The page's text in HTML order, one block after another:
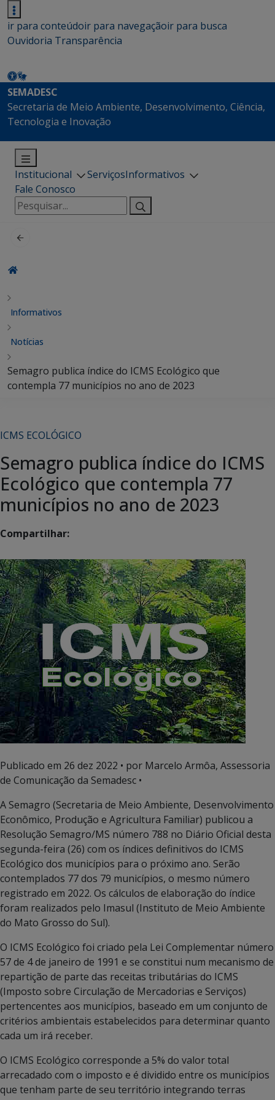
ir para conteúdoir para navegaçãoir para busca
Ouvidoria Transparência
SEMADESC
Secretaria de Meio Ambiente, Desenvolvimento, Ciência,
Tecnologia e Inovação
Institucional ServiçosInformativos
Fale Conosco
Pesquisar
por:
Informativos
Notícias
Semagro publica índice do ICMS Ecológico que
contempla 77 municípios no ano de 2023
ICMS ECOLÓGICO
Semagro publica índice do ICMS
Ecológico que contempla 77
municípios no ano de 2023
Compartilhar:
Publicado em 26 dez 2022 • por Marcelo Armôa, Assessoria
de Comunicação da Semadesc •
A Semagro (Secretaria de Meio Ambiente, Desenvolvimento
Econômico, Produção e Agricultura Familiar) publicou a
Resolução Semagro/MS número 788 no Diário Oficial desta
segunda-feira (26) com os índices definitivos do ICMS
Ecológico dos municípios para o próximo ano. Serão
contemplados 77 dos 79 municípios, o mesmo número
registrado em 2022. Os cálculos de elaboração do índice
foram realizados pelo Imasul (Instituto de Meio Ambiente
do Mato Grosso do Sul).
O ICMS Ecológico foi criado pela Lei Complementar número
57 de 4 de janeiro de 1991 e se constitui num mecanismo de
repartição de parte das receitas tributárias do ICMS
(Imposto sobre Circulação de Mercadorias e Serviços)
pertencentes aos municípios, baseado em um conjunto de
critérios ambientais estabelecidos para determinar quanto
cada um irá receber.
O ICMS Ecológico corresponde a 5% do valor total
arrecadado com o imposto e é dividido entre os municípios
que tenham parte de seu território integrando terras